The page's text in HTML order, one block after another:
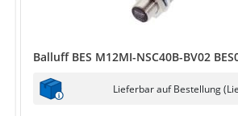
Balluff BES M12MI-NSC40B-BV02
Lieferbar auf Bestellung